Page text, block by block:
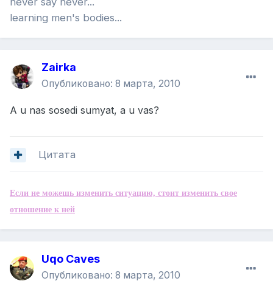
learning men's bodies...
Zairka
Опубликовано: 8 марта, 2010
A u nas sosedi sumyat, a u vas?
Цитата
Если не можешь изменить ситуацию, стоит изменить свое
отношение к ней
Uqo Caves
Опубликовано: 8 марта, 2010